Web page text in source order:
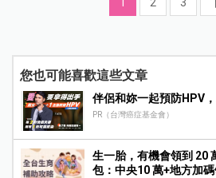
您也可能喜歡這些文章
伴侶和妳一起預防HPV
PR（台灣癌症基金會）
生一胎，有機會領到 20
包：中央10 萬+地方加碼